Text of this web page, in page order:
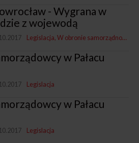
- Wygrana w
z wojewodą
Legislacja W obronie samorządności
w Pałacu
Legislacja
w Pałacu
Legislacja